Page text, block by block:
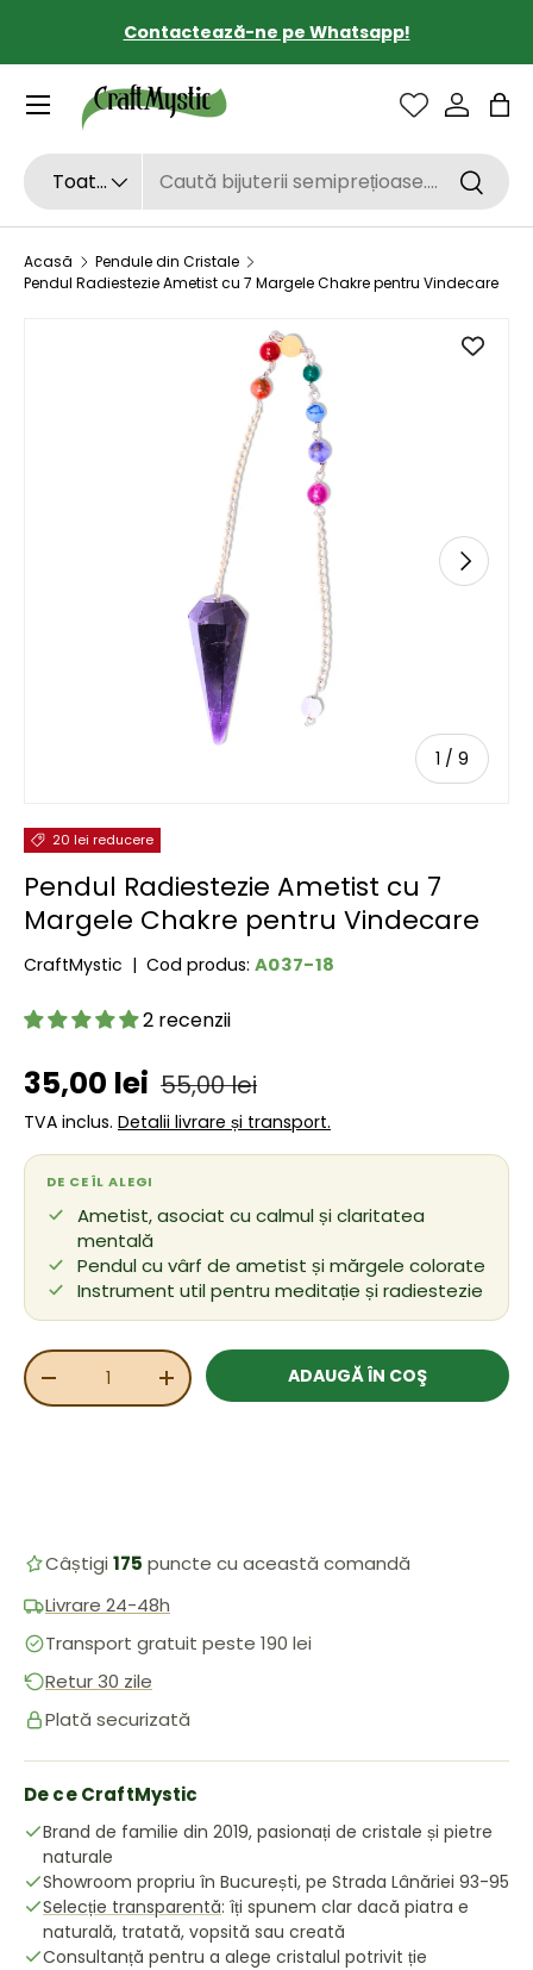
SARI LA CONȚINUT
Contactează-ne pe Whatsapp!
Căutare
Tipul de produs
Toate
Sac
Acasă
Pendule din Cristale
Pendul Radiestezie Ametist cu 7 Margele Chakre pentru Vindecare
SARI LA INFORMAȚIILE DESPRE PRODUS
1 / de
9
20 lei reducere
Pendul Radiestezie Ametist cu 7
Margele Chakre pentru Vindecare
CraftMystic | Cod produs: A037-18
2 recenzii
Preț de vânzare
35,00 lei Preț obișnuit
55,00 lei
TVA inclus. Detalii livrare și transport.
DE CE ÎL ALEGI
Ametist, asociat cu calmul și claritatea
mentală
Pendul cu vârf de ametist și mărgele colorate
Instrument util pentru meditație și radiestezie
Cant.
REDUCEȚI CANTITATEAMĂRIȚI CANTITATEAADAUGĂ ÎN COŞ
Câștigi 175 puncte cu această comandă
Livrare 24-48h
Transport gratuit peste 190 lei
Retur 30 zile
Plată securizată
De ce CraftMystic
Brand de familie din 2019, pasionați de cristale și pietre
naturale
Showroom propriu în București, pe Strada Lânăriei 93-95
Selecție transparentă: îți spunem clar dacă piatra e
naturală, tratată, vopsită sau creată
Consultanță pentru a alege cristalul potrivit ție